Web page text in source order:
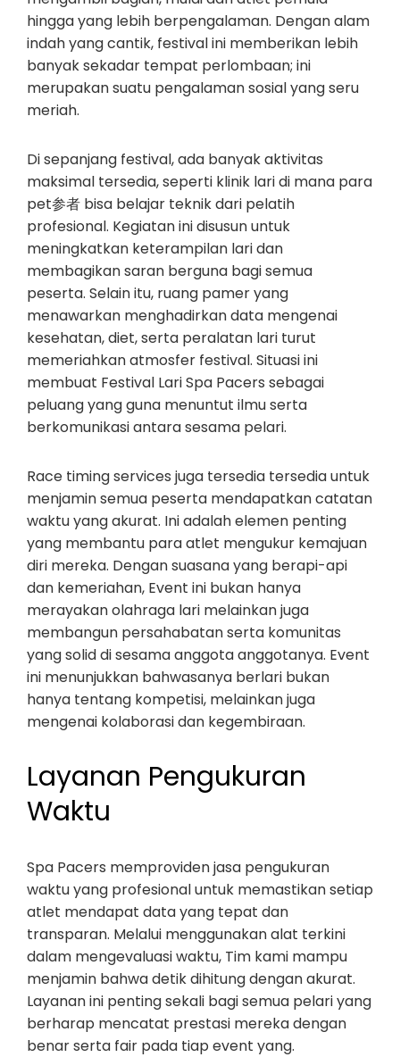
hingga yang lebih berpengalaman. Dengan alam
indah yang cantik, festival ini memberikan lebih
banyak sekadar tempat perlombaan; ini
merupakan suatu pengalaman sosial yang seru
meriah.
Di sepanjang festival, ada banyak aktivitas
maksimal tersedia, seperti klinik lari di mana para
pet参者 bisa belajar teknik dari pelatih
profesional. Kegiatan ini disusun untuk
meningkatkan keterampilan lari dan
membagikan saran berguna bagi semua
peserta. Selain itu, ruang pamer yang
menawarkan menghadirkan data mengenai
kesehatan, diet, serta peralatan lari turut
memeriahkan atmosfer festival. Situasi ini
membuat Festival Lari Spa Pacers sebagai
peluang yang guna menuntut ilmu serta
berkomunikasi antara sesama pelari.
Race timing services juga tersedia tersedia untuk
menjamin semua peserta mendapatkan catatan
waktu yang akurat. Ini adalah elemen penting
yang membantu para atlet mengukur kemajuan
diri mereka. Dengan suasana yang berapi-api
dan kemeriahan, Event ini bukan hanya
merayakan olahraga lari melainkan juga
membangun persahabatan serta komunitas
yang solid di sesama anggota anggotanya. Event
ini menunjukkan bahwasanya berlari bukan
hanya tentang kompetisi, melainkan juga
mengenai kolaborasi dan kegembiraan.
Layanan Pengukuran
Waktu
Spa Pacers memproviden jasa pengukuran
waktu yang profesional untuk memastikan setiap
atlet mendapat data yang tepat dan
transparan. Melalui menggunakan alat terkini
dalam mengevaluasi waktu, Tim kami mampu
menjamin bahwa detik dihitung dengan akurat.
Layanan ini penting sekali bagi semua pelari yang
berharap mencatat prestasi mereka dengan
benar serta fair pada tiap event yang.